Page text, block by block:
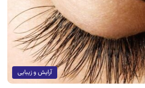
آرایش و زیبایی